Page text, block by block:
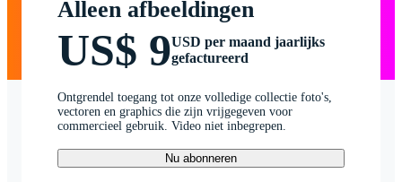
Alleen afbeeldingen
US$ 9USD per maand jaarlijks
gefactureerd
Ontgrendel toegang tot onze volledige collectie foto's,
vectoren en graphics die zijn vrijgegeven voor
commercieel gebruik. Video niet inbegrepen.
Nu abonneren